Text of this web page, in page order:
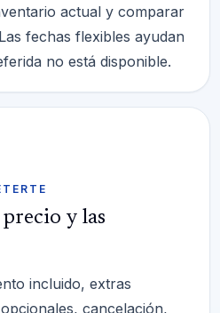
actual y comparar
fechas flexibles ayudan
no está disponible.
precio y las
incluido, extras
cancelación,